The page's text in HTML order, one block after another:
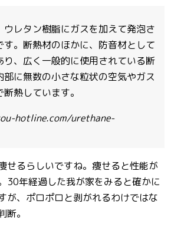
ウレタン樹脂にガスを加えて発泡さ
す。断熱材のほかに、防音材として
り、広く一般的に使用されている断
に無数の小さな粒状の空気やガス
熱しています。
hotline.com/urethane-
せるらしいですね。痩せると性能が
30年経過した我が家をみると確かに
が、ポロポロと剥がれるわけではな
。